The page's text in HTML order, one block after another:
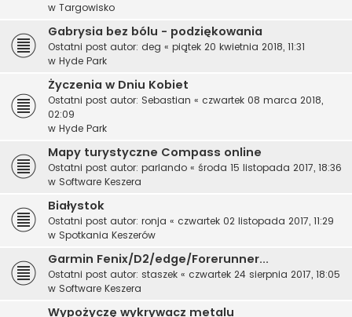
w Targowisko
Gabrysia bez bólu - podziękowania
Ostatni post autor: deg « piątek 20 kwietnia 2018, 11:31
w Hyde Park
Życzenia w Dniu Kobiet
Ostatni post autor: Sebastian « czwartek 08 marca 2018,
02:09
w Hyde Park
Mapy turystyczne Compass online
Ostatni post autor: parlando « środa 15 listopada 2017, 18:36
w Software Keszera
Białystok
Ostatni post autor: ronja « czwartek 02 listopada 2017, 11:29
w Spotkania Keszerów
Garmin Fenix/D2/edge/Forerunner...
Ostatni post autor: staszek « czwartek 24 sierpnia 2017, 18:05
w Software Keszera
Wypożyczę wykrywacz metalu